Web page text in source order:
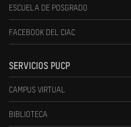
ESCUELA DE POSGRADO
FACEBOOK DEL CIAC
SERVICIOS PUCP
CAMPUS VIRTUAL
BIBLIOTECA